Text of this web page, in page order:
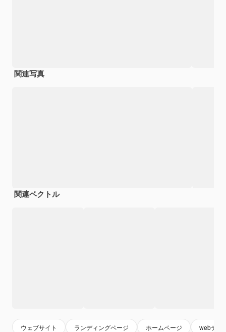
関連写真
関連ベクトル
ウェブサイト ランディングページ ホームページ webテン